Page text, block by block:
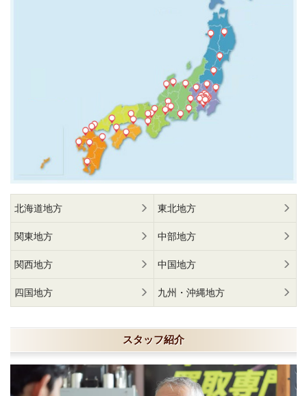
北海道地方 東北地方
関東地方 中部地方
関西地方 中国地方
四国地方 九州・沖縄地方
スタッフ紹介